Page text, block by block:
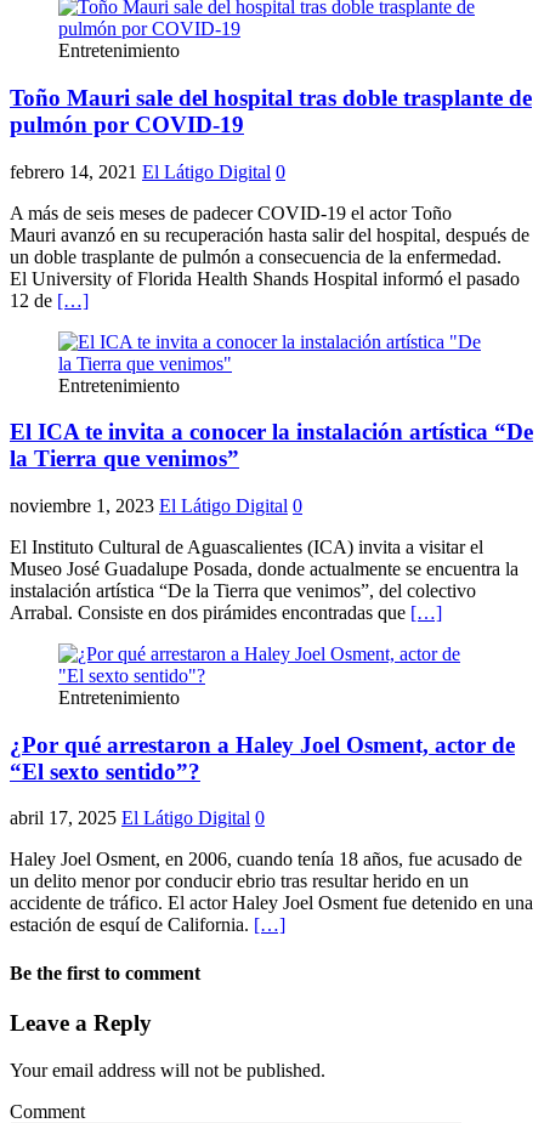
Entretenimiento
Toño Mauri sale del hospital tras doble trasplante de
pulmón por COVID-19
febrero 14, 2021 El Látigo Digital 0
A más de seis meses de padecer COVID-19 el actor Toño
Mauri avanzó en su recuperación hasta salir del hospital, después de
un doble trasplante de pulmón a consecuencia de la enfermedad.
El University of Florida Health Shands Hospital informó el pasado
12 de […]
Entretenimiento
El ICA te invita a conocer la instalación artística “De
la Tierra que venimos”
noviembre 1, 2023 El Látigo Digital 0
El Instituto Cultural de Aguascalientes (ICA) invita a visitar el
Museo José Guadalupe Posada, donde actualmente se encuentra la
instalación artística “De la Tierra que venimos”, del colectivo
Arrabal. Consiste en dos pirámides encontradas que […]
Entretenimiento
¿Por qué arrestaron a Haley Joel Osment, actor de
“El sexto sentido”?
abril 17, 2025 El Látigo Digital 0
Haley Joel Osment, en 2006, cuando tenía 18 años, fue acusado de
un delito menor por conducir ebrio tras resultar herido en un
accidente de tráfico. El actor Haley Joel Osment fue detenido en una
estación de esquí de California. […]
Be the first to comment
Leave a Reply
Your email address will not be published.
Comment